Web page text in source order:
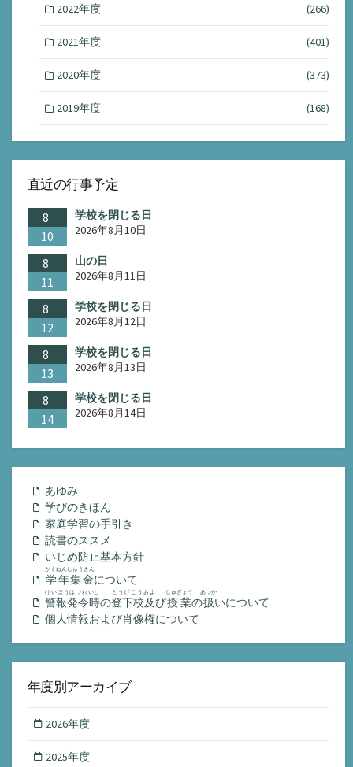
2022年度 (266)
2021年度 (401)
2020年度 (373)
2019年度 (168)
直近の行事予定
8
10
学校を閉じる日
2026年8月10日
8
11
山の日
2026年8月11日
8
12
学校を閉じる日
2026年8月12日
8
13
学校を閉じる日
2026年8月13日
8
14
学校を閉じる日
2026年8月14日
あゆみ
学びのきほん
家庭学習の手引き
読書のススメ
いじめ防止基本方針
学年集金
がくねんしゅうきん
について
警報発令時
けいほうはつれいじ
の登下校及
とうげこうおよ
び授業
じゅぎょう
の扱
あつか
いについて
個人情報および肖像権について
年度別アーカイブ
2026年度
2025年度